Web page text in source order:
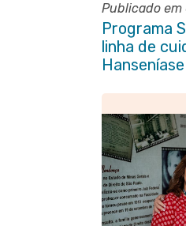
Publicado
Programa
linha de
hanseníase
Magalhães